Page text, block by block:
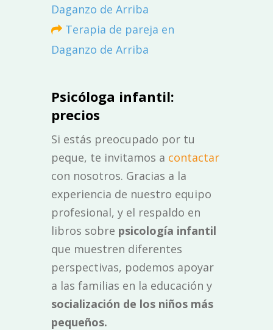
Daganzo de Arriba
Terapia de pareja en
Daganzo de Arriba
Psicóloga infantil:
precios
Si estás preocupado por tu
peque, te invitamos a contactar
con nosotros. Gracias a la
experiencia de nuestro equipo
profesional, y el respaldo en
libros sobre psicología infantil
que muestren diferentes
perspectivas, podemos apoyar
a las familias en la educación y
socialización de los niños más
pequeños.